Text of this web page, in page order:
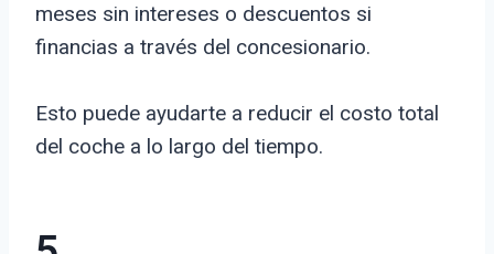
meses sin intereses o descuentos si
financias a través del concesionario.
Esto puede ayudarte a reducir el costo total
del coche a lo largo del tiempo.